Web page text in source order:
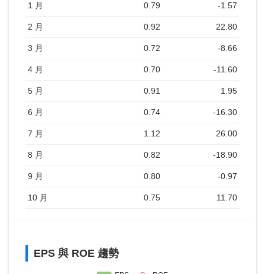
1 月 0.79 -1.57
2 月 0.92 22.80
3 月 0.72 -8.66
4 月 0.70 -11.60
5 月 0.91 1.95
6 月 0.74 -16.30
7 月 1.12 26.00
8 月 0.82 -18.90
9 月 0.80 -0.97
10 月 0.75 11.70
EPS 與 ROE 趨勢